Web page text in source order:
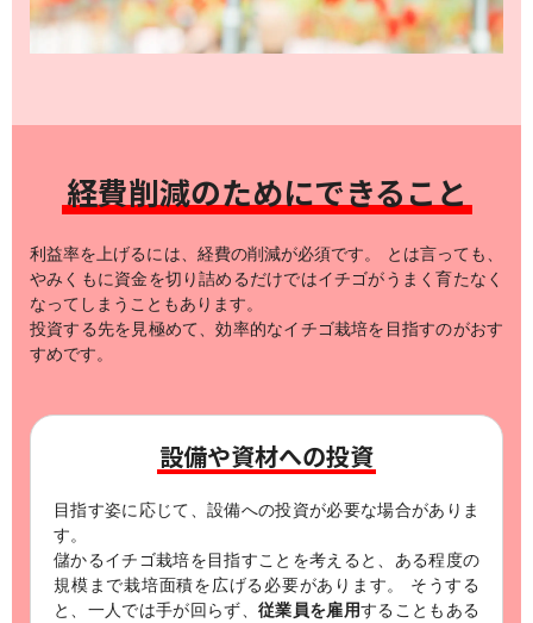
経費削減のためにできること
利益率を上げるには、経費の削減が必須です。
とは言っても、
やみくもに資金を切り詰めるだけではイチゴがうまく育たなく
なってしまうこともあります。
投資する先を見極めて、効率的なイチゴ栽培を目指すのがおす
すめです。
設備や資材への投資
目指す姿に応じて、設備への投資が必要な場合がありま
す。
儲かるイチゴ栽培を目指すことを考えると、ある程度の
規模まで栽培面積を広げる必要があります。
そうする
と、一人では手が回らず、 従業員を雇用することもある